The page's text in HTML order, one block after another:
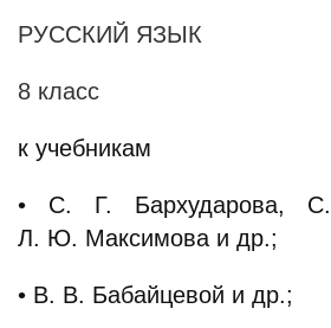
РУССКИЙ ЯЗЫК
8 класс
к учебникам
• С. Г. Бархударова,
Л. Ю. Максимова и др.;
• В. В. Бабайцевой и др.;